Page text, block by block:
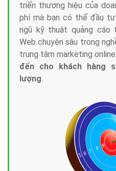
triển thương hiệu của
phí mà bạn có thể đầu
ngũ kỹ thuật quảng cáo
Web chuyên sâu trong
trung tâm marketing
đến cho khách hàng
lượng.